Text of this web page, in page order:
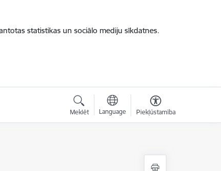
statistikas un sociālo mediju sīkdatnes.
Meklēt Language Piekļūstamība